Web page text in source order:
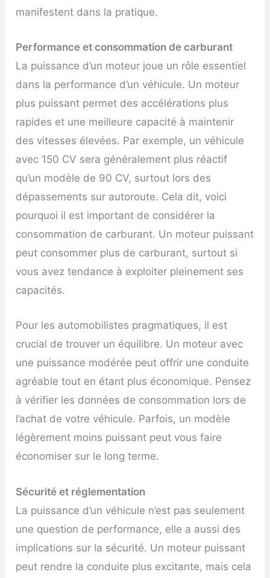
manifestent dans la pratique.
Performance et consommation de carburant
La puissance d’un moteur joue un rôle essentiel
dans la performance d’un véhicule. Un moteur
plus puissant permet des accélérations plus
rapides et une meilleure capacité à maintenir
des vitesses élevées. Par exemple, un véhicule
avec 150 CV sera généralement plus réactif
qu’un modèle de 90 CV, surtout lors des
dépassements sur autoroute. Cela dit, voici
pourquoi il est important de considérer la
consommation de carburant. Un moteur puissant
peut consommer plus de carburant, surtout si
vous avez tendance à exploiter pleinement ses
capacités.
Pour les automobilistes pragmatiques, il est
crucial de trouver un équilibre. Un moteur avec
une puissance modérée peut offrir une conduite
agréable tout en étant plus économique. Pensez
à vérifier les données de consommation lors de
l’achat de votre véhicule. Parfois, un modèle
légèrement moins puissant peut vous faire
économiser sur le long terme.
Sécurité et réglementation
La puissance d’un véhicule n’est pas seulement
une question de performance, elle a aussi des
implications sur la sécurité. Un moteur puissant
peut rendre la conduite plus excitante, mais cela